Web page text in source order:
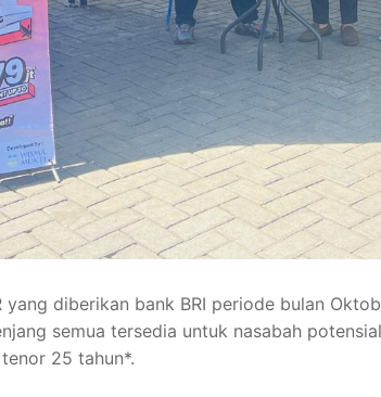
yang diberikan bank BRI periode bulan
semua tersedia untuk nasabah
25 tahun*.